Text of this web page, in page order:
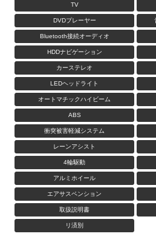
TV
DVDプレーヤー
Bluetooth接続オーディオ
HDDナビゲーション
カーステレオ
LEDヘッドライト
オートマチックハイビーム
ABS
衝突被害軽減システム
レーンアシスト
4輪駆動
アルミホイール
エアサスペンション
取扱説明書
リ済別